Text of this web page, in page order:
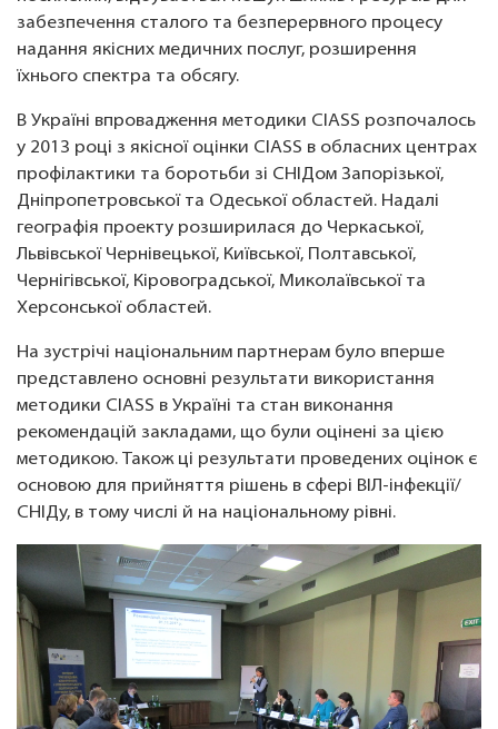
забезпечення сталого та безперервного процесу
надання якісних медичних послуг, розширення
їхнього спектра та обсягу.
В Україні впровадження методики ClASS розпочалось
у 2013 році з якісної оцінки ClASS в обласних центрах
профілактики та боротьби зі СНІДом Запорізької,
Дніпропетровської та Одеської областей. Надалі
географія проекту розширилася до Черкаської,
Львівської Чернівецької, Київської, Полтавської,
Чернігівської, Кіровоградської, Миколаївської та
Херсонської областей.
На зустрічі національним партнерам було вперше
представлено основні результати використання
методики ClASS в Україні та стан виконання
рекомендацій закладами, що були оцінені за цією
методикою. Також ці результати проведених оцінок є
основою для прийняття рішень в сфері ВІЛ-інфекції/
СНІДу, в тому числі й на національному рівні.